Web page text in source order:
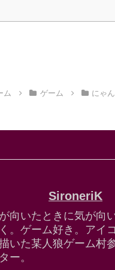
ム ゲーム にゃ
SironeriK
向いたときに気が向
。ゲーム好き。アイ
いた某人狼ゲーム村
ー。